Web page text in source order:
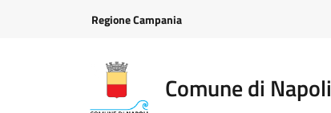
Regione Campania
Comune di Napoli